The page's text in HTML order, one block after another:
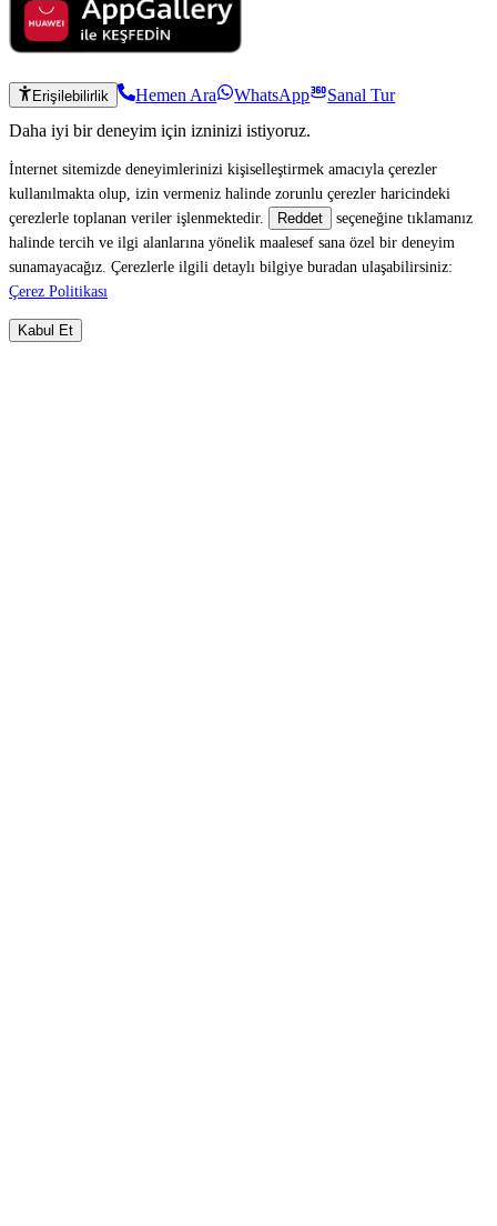
Erişilebilirlik Hemen Ara WhatsApp
Sanal Tur
Daha iyi bir deneyim için izninizi istiyoruz.
İnternet sitemizde deneyimlerinizi kişiselleştirmek amacıyla çerezler
kullanılmakta olup, izin vermeniz halinde zorunlu çerezler haricindeki
çerezlerle toplanan veriler işlenmektedir.
Reddet
seçeneğine tıklamanız
halinde tercih ve ilgi alanlarına yönelik maalesef sana özel bir deneyim
sunamayacağız. Çerezlerle ilgili detaylı bilgiye buradan ulaşabilirsiniz:
Çerez Politikası
Kabul Et